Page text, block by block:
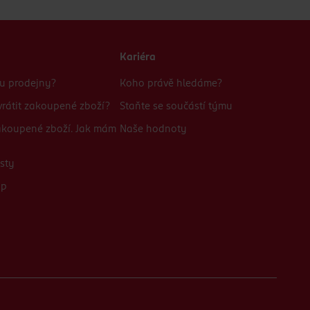
prodejny?
zakoupené zboží?
zboží. Jak mám
Kariéra
Koho právě hledáme?
Staňte se součástí týmu
Naše hodnoty